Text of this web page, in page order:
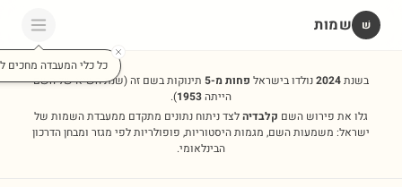
שׁ שמות
כל כלי המעבדה מחכים
בשנת2024נולדו בישראל פחות מ-5 תינוקות בשם זה(שנת השיא של השם
הייתה1953
).
גלו את פירוש השם קלבדיהלצד ניתוח נתונים מתקדם ממעבדת השמות של
ישראל: משמעות השם, מגמות היסטוריות, פופולריות לפי מגזר ומבחן הדרכון
הבינלאומי.